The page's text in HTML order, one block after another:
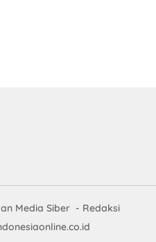
Media Siber
Redaksi